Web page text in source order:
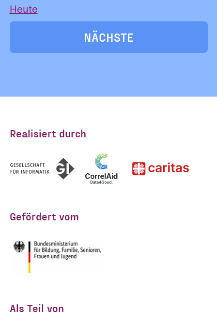
Heute
NÄCHSTE
Realisiert durch
Gefördert vom
Als Teil von